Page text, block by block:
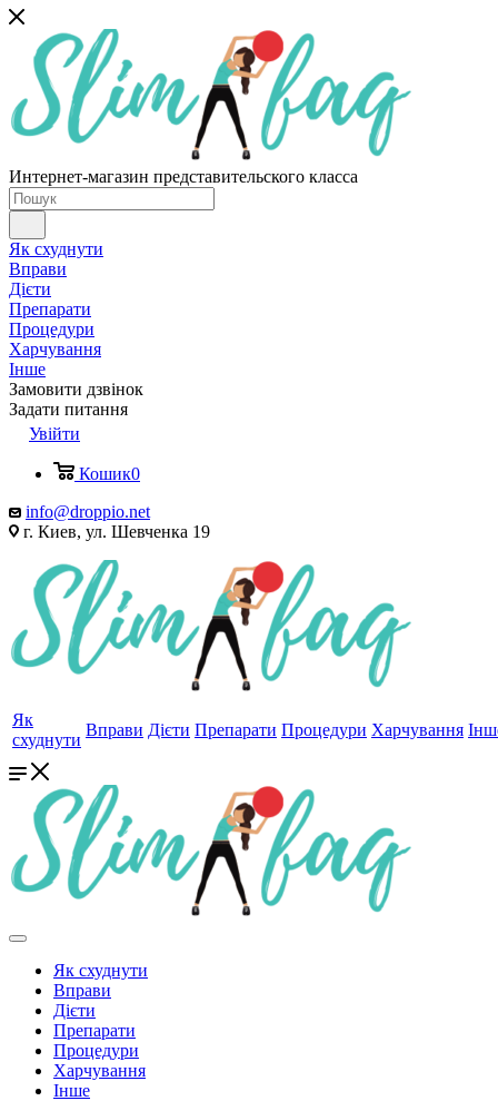
Интернет-магазин представительского класса
Як схуднути
Вправи
Дієти
Препарати
Процедури
Харчування
Інше
Замовити дзвінок
Задати питання
Увійти
Кошик0
info@droppio.net
г. Киев, ул. Шевченка 19
Як
схуднути
Вправи Дієти Препарати Процедури Харчування
Як схуднути
Вправи
Дієти
Препарати
Процедури
Харчування
Інше